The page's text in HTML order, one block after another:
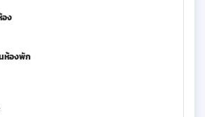
ง
ห้องพัก